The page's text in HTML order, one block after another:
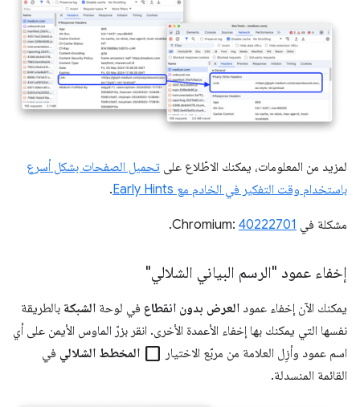
لمزيد من المعلومات، يمكنك الاطّلاع على تحميل الصفحات بشكل أسرع
باستخدام وقت التفكير في الخادم مع Early Hints
.
مشكلة في Chromium: 40222701
.
إخفاء عمود "الرسم البياني الشلالي"
يمكنك الآن إخفاء عمود العرض بدون انقطاع في لوحة الشبكة بالطريقة
نفسها التي يمكنك بها إخفاء الأعمدة الأخرى. انقر بزرّ الماوس الأيمن على أي
اسم عمود وأزِل العلامة من مربّع الاختيار check_box_outline_blank المخطط الشلالي في
القائمة المنسدلة.